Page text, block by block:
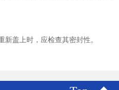
盖上时，应检查其密封性。